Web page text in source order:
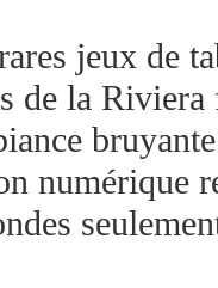
jeux de
de la
numérique